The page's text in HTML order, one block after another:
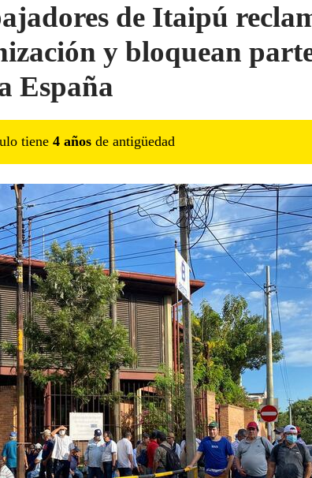
de Itaipú
y bloquean
España
tiene 4 años de antigüedad